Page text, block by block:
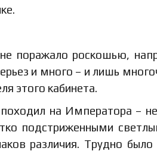
поражало роскошью,
и много – и лишь
этого кабинета.
на Императора –
подстриженными
различия. Трудно